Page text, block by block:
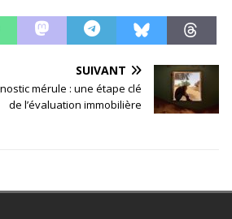
SUIVANT
mérule : une étape clé
de l’évaluation immobilière